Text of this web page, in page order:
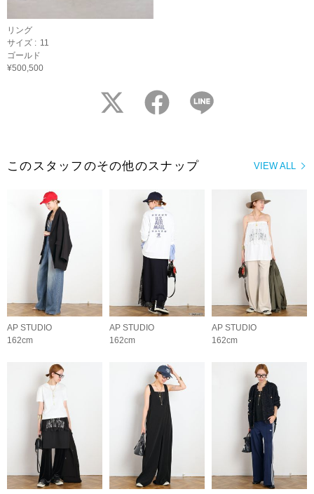
リング
サイズ : 11
ゴールド
¥500,500
twitter facebook
VIEW ALL
このスタッフのその他のスナップ
AP STUDIO
162cm
AP STUDIO
162cm
AP STUDIO
162cm